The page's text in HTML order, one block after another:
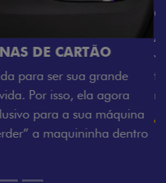
nova Fiorino pode abrir o
e não mais
como esse que trazem
seu dia de trabalho.